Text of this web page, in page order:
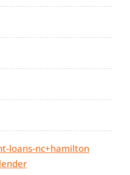
loans-nc+hamilton